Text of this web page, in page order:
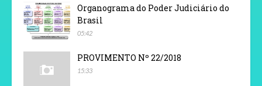
Organograma do Poder Judiciário do
Brasil
05:42
PROVIMENTO Nº 22/2018
15:33